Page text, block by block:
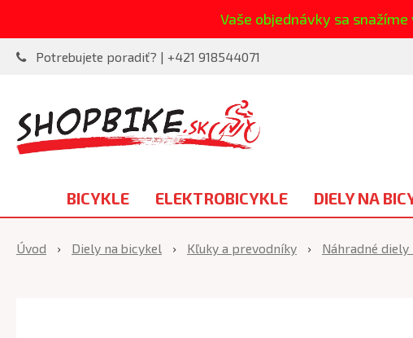
Vaše objednávky sa
Potrebujete poradiť? | +421 918544071
BICYKLE ELEKTROBICYKLE DIELY NA
Úvod Diely na bicykel Kľuky a prevodníky Náhradné diely